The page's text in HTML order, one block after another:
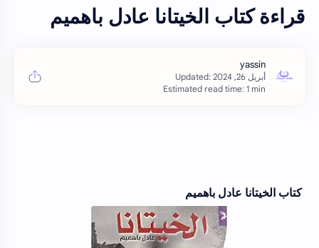
قراءة كتاب الخيتانا عادل باهميم
Estimated read time: 1 min
كتاب الخيتانا عادل باهميم